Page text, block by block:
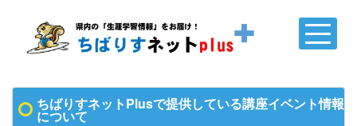
ちばりすネットPlusで提供している講座イベント情報
について